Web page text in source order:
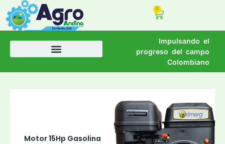
0
Impulsando el
progreso del campo
Colombiano
Motor 15Hp Gasolina